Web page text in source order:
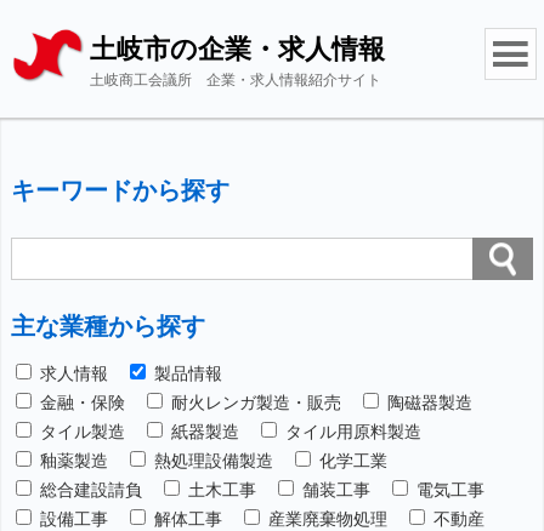
土岐市の企業・求人情報
土岐商工会議所 企業・求人情報紹介サイト
キーワードから探す
主な業種から探す
求人情報
製品情報
金融・保険
耐火レンガ製造・販売
陶磁器製造
タイル製造
紙器製造
タイル用原料製造
釉薬製造
熱処理設備製造
化学工業
総合建設請負
土木工事 舗装工事
電気工事
設備工事
解体工事 産業廃棄物処理
不動産